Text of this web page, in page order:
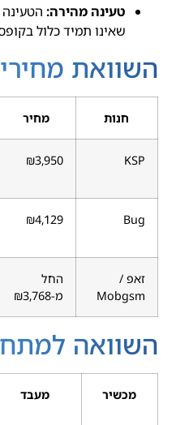
טעינה מהירה:
שאינו תמיד כלול
השוואת
חנות מחיר
KSP
₪3,950
Bug
₪4,129
זאפ /
Mobgsm
החל
מ-₪3,768
השוואה
מכשיר מעבד